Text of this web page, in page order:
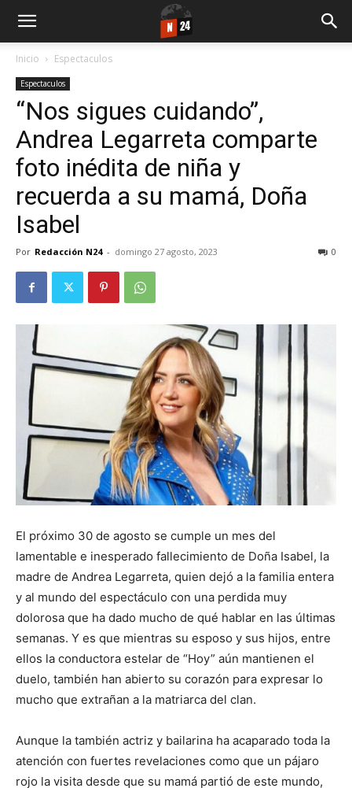
Inicio Espectaculos
Espectaculos
“Nos sigues cuidando”,
Andrea Legarreta comparte
foto inédita de niña y
recuerda a su mamá, Doña
Isabel
Por Redacción N24 - domingo 27 agosto, 2023 0
El próximo 30 de agosto se cumple un mes del
lamentable e inesperado fallecimiento de Doña Isabel, la
madre de Andrea Legarreta, quien dejó a la familia entera
y al mundo del espectáculo con una perdida muy
dolorosa que ha dado mucho de qué hablar en las últimas
semanas. Y es que mientras su esposo y sus hijos, entre
ellos la conductora estelar de “Hoy” aún mantienen el
duelo, también han abierto su corazón para expresar lo
mucho que extrañan a la matriarca del clan.
Aunque la también actriz y bailarina ha acaparado toda la
atención con fuertes revelaciones como que un pájaro
rojo la visita desde que su mamá partió de este mundo,